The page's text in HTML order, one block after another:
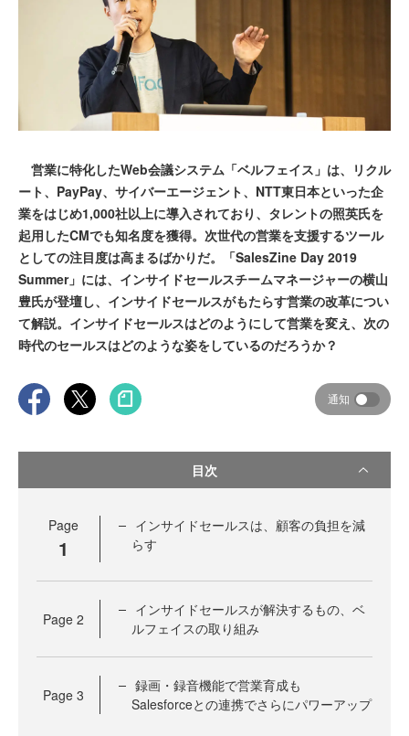
営業に特化したWeb会議システム「ベルフェイス」は、リクル
ート、PayPay、サイバーエージェント、NTT東日本といった企
業をはじめ1,000社以上に導入されており、タレントの照英氏を
起用したCMでも知名度を獲得。次世代の営業を支援するツール
としての注目度は高まるばかりだ。「SalesZine Day 2019
Summer」には、インサイドセールスチームマネージャーの横山
豊氏が登壇し、インサイドセールスがもたらす営業の改革につい
て解説。インサイドセールスはどのようにして営業を変え、次の
時代のセールスはどのような姿をしているのだろうか？
通知
目次
Page
1
インサイドセールスは、顧客の負担を減
らす
Page 2
インサイドセールスが解決するもの、ベ
ルフェイスの取り組み
Page 3
録画・録音機能で営業育成も
Salesforceとの連携でさらにパワーアップ